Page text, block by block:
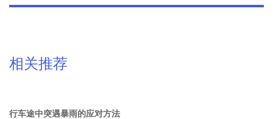
相关推荐
行车途中突遇暴雨的应对方法